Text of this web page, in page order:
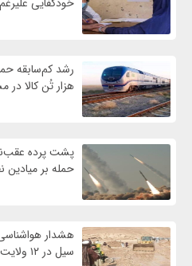
هزار تُن کالا
پشت پرده
حمله بر ميادين
هشدار
سیل در ۱۲ ولایت (۱۲ مرداد ۱۴۰۵)